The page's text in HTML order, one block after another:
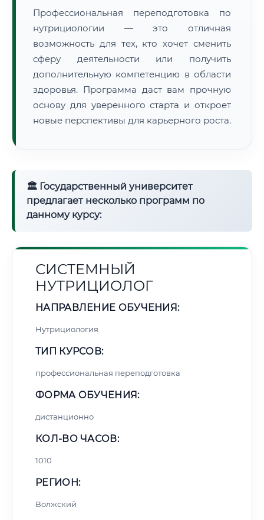
🔍Нажмите на документ для увеличения и просмотра
Профессиональная переподготовка по
нутрициологии — это отличная
возможность для тех, кто хочет сменить
сферу деятельности или получить
дополнительную компетенцию в области
здоровья. Программа даст вам прочную
основу для уверенного старта и откроет
новые перспективы для карьерного роста.
🏛 Государственный университет
предлагает несколько программ по
данному курсу:
СИСТЕМНЫЙ
НУТРИЦИОЛОГ
НАПРАВЛЕНИЕ ОБУЧЕНИЯ:
Нутрициология
ТИП КУРСОВ:
профессиональная переподготовка
ФОРМА ОБУЧЕНИЯ:
дистанционно
КОЛ-ВО ЧАСОВ:
1010
РЕГИОН:
Волжский